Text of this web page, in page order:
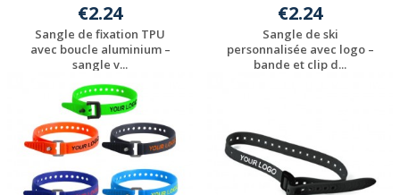
€2.24
Sangle de fixation TPU
avec boucle aluminium –
sangle v...
Personnaliser avec
votre logo
€2.24
Sangle de ski
personnalisée avec logo –
bande et clip d...